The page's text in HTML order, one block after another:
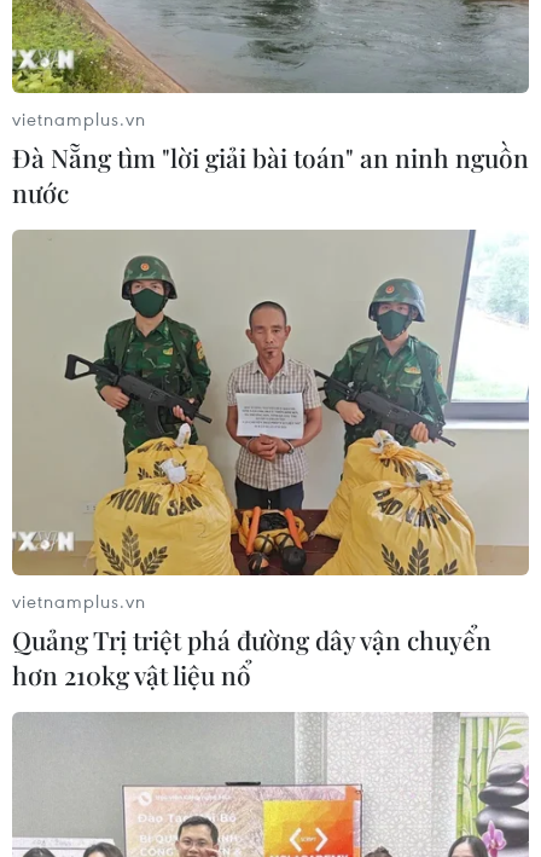
vietnamplus.vn
Đà Nẵng tìm "lời giải bài toán" an ninh nguồn
nước
vietnamplus.vn
Quảng Trị triệt phá đường dây vận chuyển
hơn 210kg vật liệu nổ